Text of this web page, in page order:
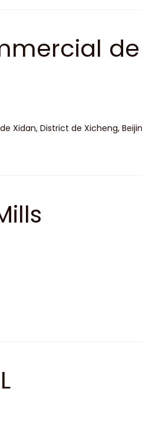
Xidan, District de Xicheng,